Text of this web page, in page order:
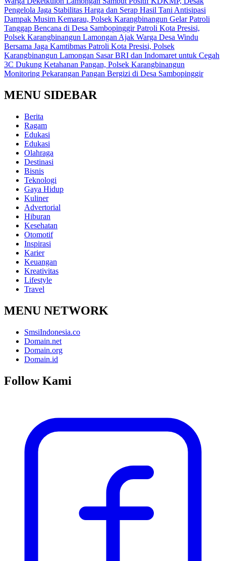
Pengelola Jaga Stabilitas Harga dan Serap Hasil Tani Antisipasi
Dampak Musim Kemarau, Polsek Karangbinangun Gelar Patroli
Tanggap Bencana di Desa SambopinggirPatroli Kota Presisi,
Polsek Karangbinangun Lamongan Ajak Warga Desa Windu
Bersama Jaga Kamtibmas Patroli Kota Presisi, Polsek
Karangbinangun Lamongan Sasar BRI dan Indomaret untuk Cegah
3C Dukung Ketahanan Pangan, Polsek Karangbinangun
Monitoring Pekarangan Pangan Bergizi di Desa Sambopinggir
MENU SIDEBAR
Berita
Ragam
Edukasi
Edukasi
Olahraga
Destinasi
Bisnis
Teknologi
Gaya Hidup
Kuliner
Advertorial
Hiburan
Kesehatan
Otomotif
Inspirasi
Karier
Keuangan
Kreativitas
Lifestyle
Travel
MENU NETWORK
SmsiIndonesia.co
Domain.net
Domain.org
Domain.id
Follow Kami